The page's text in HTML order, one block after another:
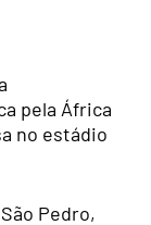
pela África
no estádio
Pedro,